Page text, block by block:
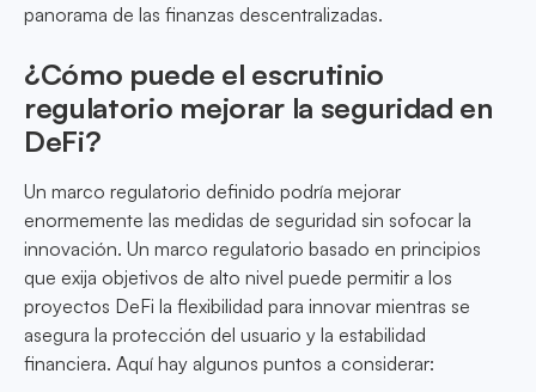
panorama de las finanzas descentralizadas.
¿Cómo puede el escrutinio
regulatorio mejorar la seguridad en
DeFi?
Un marco regulatorio definido podría mejorar
enormemente las medidas de seguridad sin sofocar la
innovación. Un marco regulatorio basado en principios
que exija objetivos de alto nivel puede permitir a los
proyectos DeFi la flexibilidad para innovar mientras se
asegura la protección del usuario y la estabilidad
financiera. Aquí hay algunos puntos a considerar: